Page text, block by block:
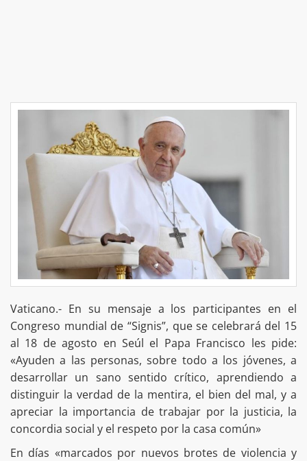
Vaticano.- En su mensaje a los participantes en el
Congreso mundial de “Signis”, que se celebrará del 15
al 18 de agosto en Seúl el Papa Francisco les pide:
«Ayuden a las personas, sobre todo a los jóvenes, a
desarrollar un sano sentido crítico, aprendiendo a
distinguir la verdad de la mentira, el bien del mal, y a
apreciar la importancia de trabajar por la justicia, la
concordia social y el respeto por la casa común»
En días «marcados por nuevos brotes de violencia y